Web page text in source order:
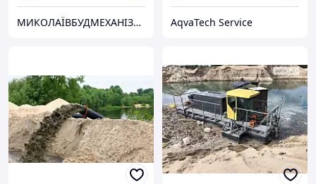
МИКОЛАЇВБУДМЕХАНІЗАЦІЯ AqvaTech Service